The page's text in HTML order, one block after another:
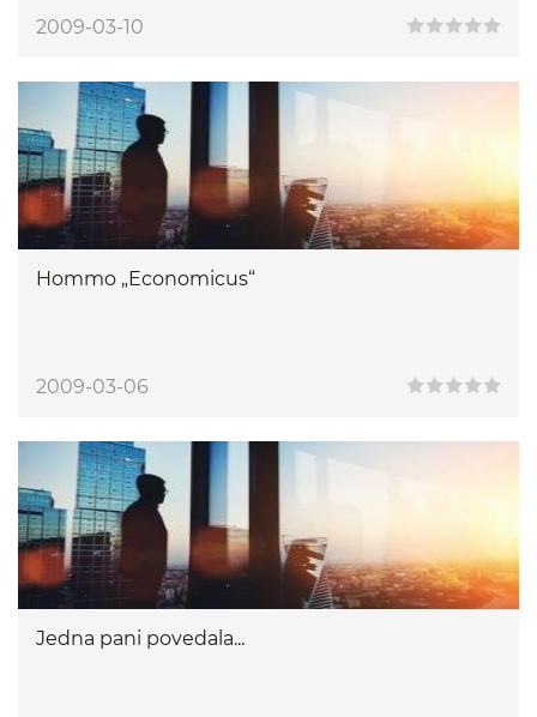
2009-03-10
Hommo „Economicus“
2009-03-06
Jedna pani povedala...